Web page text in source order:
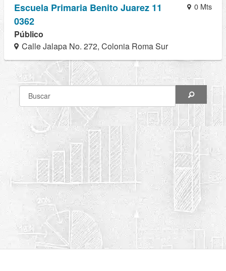
0 Mts
Escuela Primaria Benito Juarez 11
0362
Público
Calle Jalapa No. 272, Colonia Roma Sur